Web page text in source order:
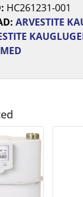
HC261231-001
ARVESTITE